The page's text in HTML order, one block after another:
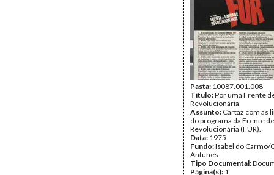
Pasta: 10087.001.008
Título:Por uma Frente
Revolucionária
Assunto: Cartaz com as
do programa da Frente
Revolucionária (FUR).
Data: 1975
Fundo:Isabel do Carmo/
Antunes
Tipo Documental:
Página(s): 1